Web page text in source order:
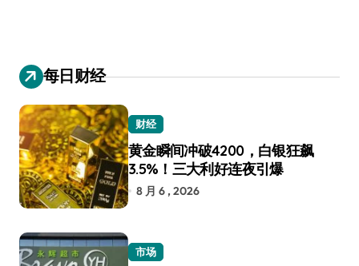
每日财经
财经
黄金瞬间冲破4200，白银狂飙
3.5%！三大利好连夜引爆
8 月 6 , 2026
市场